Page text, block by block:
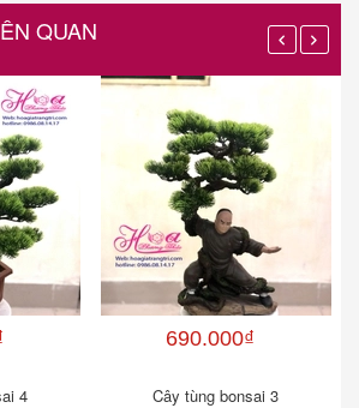
QUAN
4
690.000₫
Cây tùng bonsai 3